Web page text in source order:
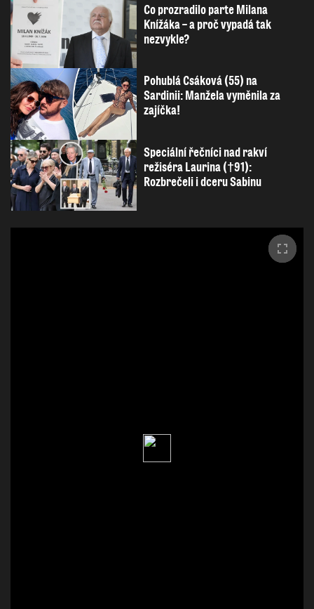
Co prozradilo parte Milana
Knížáka – a proč vypadá tak
nezvykle?
Pohublá Csáková (55) na
Sardinii: Manžela vyměnila za
zajíčka!
Speciální řečníci nad rakví
režiséra Laurina (†91):
Rozbrečeli i dceru Sabinu